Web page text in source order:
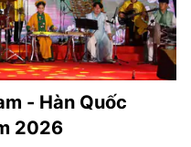
- Hàn Quốc
2026